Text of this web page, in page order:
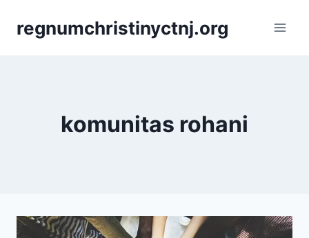
regnumchristinyctnj.org
komunitas rohani